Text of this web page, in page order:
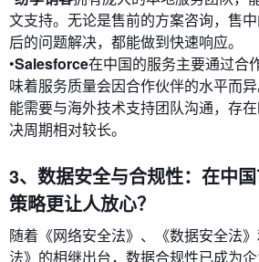
文支持。无论是售前的方案咨询，售
后的问题解决，都能做到快速响应。
•Salesforce在中国的服务主要通过合
味着服务质量会因合作伙伴的水平而
能需要与海外技术支持团队沟通，存
决周期相对较长。
3、数据安全与合规性：在中
策略更让人放心？
随着《网络安全法》、《数据安全法
法》的相继出台，数据合规性已成为企